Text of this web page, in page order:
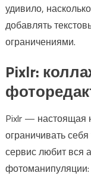
удивило,
добавлять
ограничениями.
Pixlr:
Pixlr — настоящая
ограничивать
сервис любит вся
фотоманипуляции: